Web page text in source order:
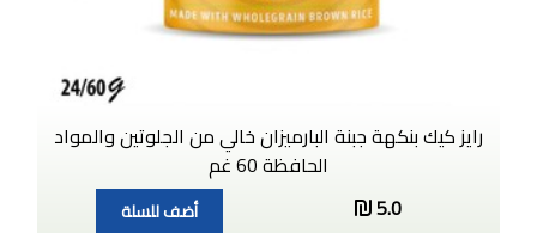
رايز كيك بنكهة جبنة البارميزان خالي من الجلوتين والمواد
الحافظة 60 غم
5.0
أضف للسلة